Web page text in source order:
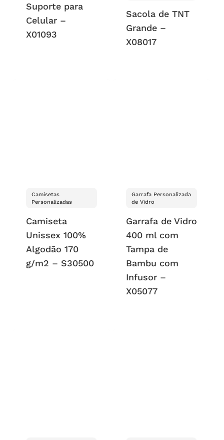
Suporte para
Celular –
X01093
Sacola de TNT
Grande –
X08017
Camisetas
Personalizadas
Camiseta
Unissex 100%
Algodão 170
g/m2 – S30500
Garrafa Personalizada
de Vidro
Garrafa de Vidro
400 ml com
Tampa de
Bambu com
Infusor –
X05077